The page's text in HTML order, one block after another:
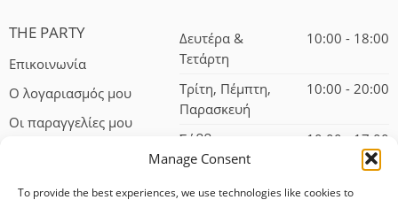
Manage Consent
To provide the best experiences, we use technologies like cookies to
THE PARTY
Επικοινωνία
Ο λογαριασμός μου
Οι παραγγελίες μου
Δευτέρα &
Τετάρτη
10:00 - 18:00
Τρίτη, Πέμπτη,
Παρασκευή
10:00 - 20:00
Σάββατο 10:00 - 17:00